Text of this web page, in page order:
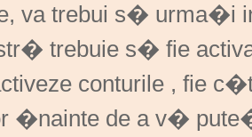
va trebui s� urma�i
trebuie s� fie
conturile , fie
�nainte de a v�